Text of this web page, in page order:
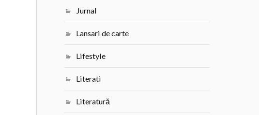
Jurnal
Lansari de carte
Lifestyle
Literati
Literatură